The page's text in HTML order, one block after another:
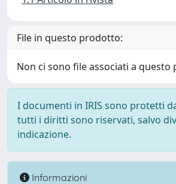
File in questo prodotto:
Non ci sono file associati a questo
I documenti in IRIS sono protetti
tutti i diritti sono riservati, salvo
indicazione.
Informazioni